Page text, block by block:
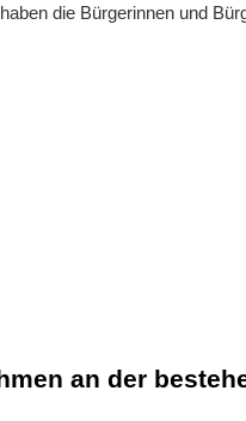
die Bürgerinnen und
an der